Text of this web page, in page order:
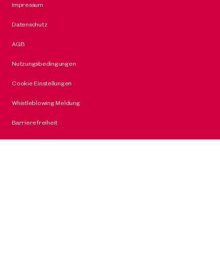
Impressum
Datenschutz
AGB
Nutzungsbedingungen
Cookie Einstellungen
Whistleblowing Meldung
Barrierefreiheit